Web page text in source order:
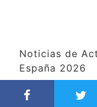
Noticias de
España 2026